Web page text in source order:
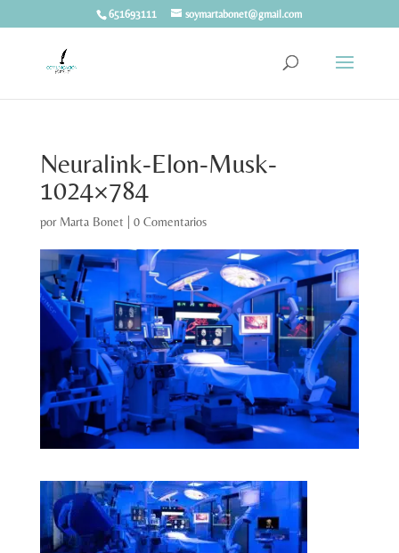
651693111 soymartabonet@gmail.com
Neuralink-Elon-Musk-
1024×784
por Marta Bonet 0 Comentarios